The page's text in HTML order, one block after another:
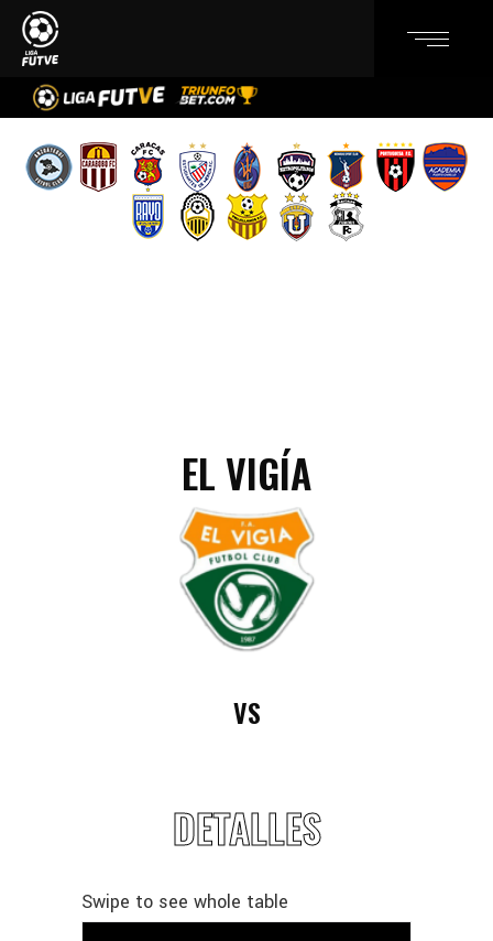
EL VIGÍA
VS
DETALLES